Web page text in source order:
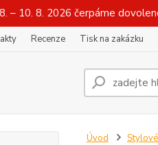
– 10. 8. 2026 čerpáme
Recenze Tisk na zakázku
Úvod